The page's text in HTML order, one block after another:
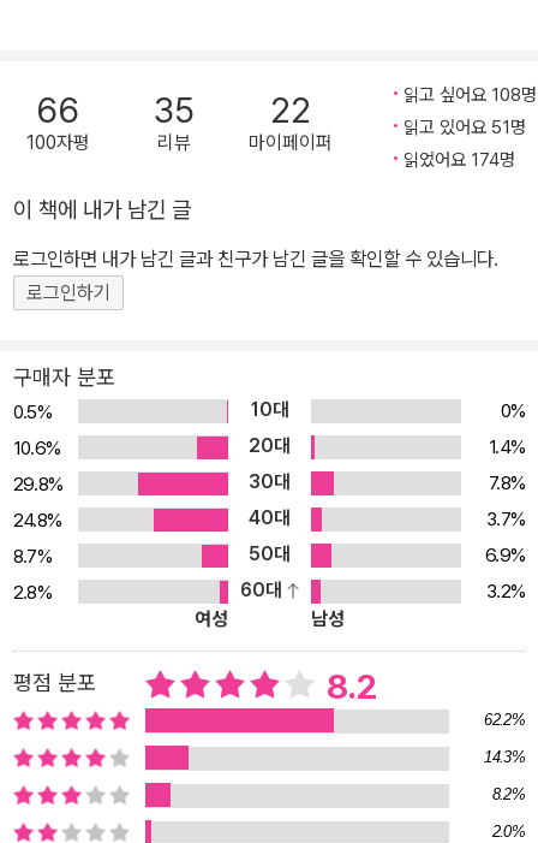
될 것이다.
66
100자평
35
리뷰
22
마이페이퍼
읽고 싶어요 108명
읽고 있어요 51명
읽었어요 174명
이 책에 내가 남긴 글
로그인하면 내가 남긴 글과 친구가 남긴 글을 확인할 수 있습니다.
로그인하기
구매자 분포
0.5% 10대
0%
10.6%
20대
1.4%
29.8%
30대
7.8%
24.8%
40대
3.7%
8.7%
50대
6.9%
2.8%
60대
3.2%
여성
남성
평점 분포 8.2
62.2%
14.3%
8.2%
2.0%